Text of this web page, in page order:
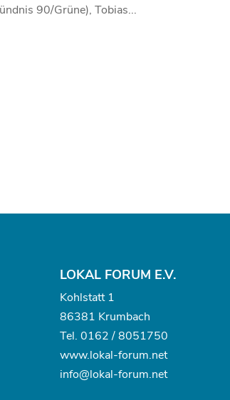
90/Grüne), Tobias...
LOKAL FORUM E.V.
Kohlstatt 1
86381 Krumbach
Tel. 0162 / 8051750
www.lokal-forum.net
info@lokal-forum.net